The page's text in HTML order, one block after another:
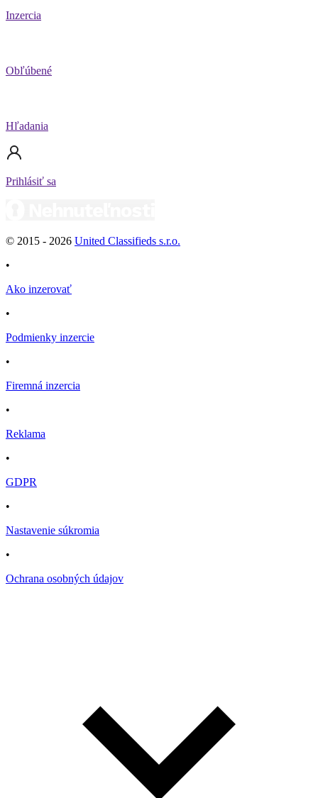
Inzercia
Obľúbené
Hľadania
Prihlásiť sa
© 2015 - 2026 United Classifieds s.r.o.
•
Ako inzerovať
•
Podmienky inzercie
•
Firemná inzercia
•
Reklama
•
GDPR
•
Nastavenie súkromia
•
Ochrana osobných údajov